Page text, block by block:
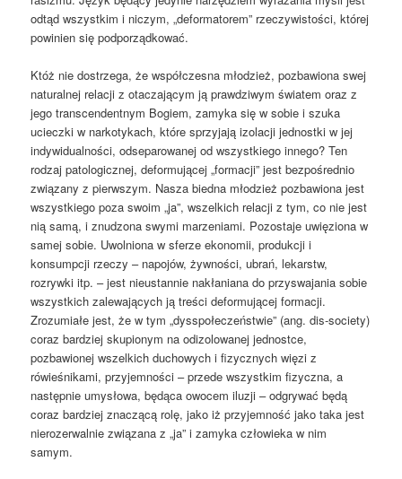
odtąd wszystkim i niczym, „deformatorem” rzeczywistości, której
powinien się podporządkować.
Któż nie dostrzega, że współczesna młodzież, pozbawiona swej
naturalnej relacji z otaczającym ją prawdziwym światem oraz z
jego transcendentnym Bogiem, zamyka się w sobie i szuka
ucieczki w narkotykach, które sprzyjają izolacji jednostki w jej
indywidualności, odseparowanej od wszystkiego innego? Ten
rodzaj patologicznej, deformującej „formacji” jest bezpośrednio
związany z pierwszym. Nasza biedna młodzież pozbawiona jest
wszystkiego poza swoim „ja”, wszelkich relacji z tym, co nie jest
nią samą, i znudzona swymi marzeniami. Pozostaje uwięziona w
samej sobie. Uwolniona w sferze ekonomii, produkcji i
konsumpcji rzeczy – napojów, żywności, ubrań, lekarstw,
rozrywki itp. – jest nieustannie nakłaniana do przyswajania sobie
wszystkich zalewających ją treści deformującej formacji.
Zrozumiałe jest, że w tym „dysspołeczeństwie” (ang. dis-society)
coraz bardziej skupionym na odizolowanej jednostce,
pozbawionej wszelkich duchowych i fizycznych więzi z
rówieśnikami, przyjemności – przede wszystkim fizyczna, a
następnie umysłowa, będąca owocem iluzji – odgrywać będą
coraz bardziej znaczącą rolę, jako iż przyjemność jako taka jest
nierozerwalnie związana z „ja” i zamyka człowieka w nim
samym.